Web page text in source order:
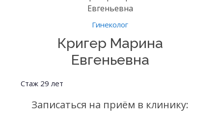
Гинеколог
Кригер Марина
Евгеньевна
Стаж 29 лет
Записаться на приём в клинику: